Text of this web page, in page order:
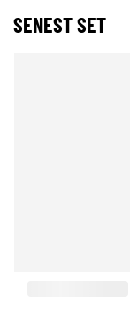
SENEST SET